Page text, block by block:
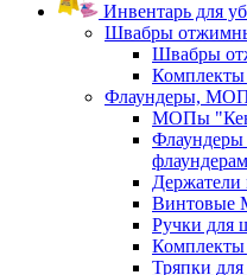
Инвентарь для
Швабры
Швабры
Комплекты
Флаундеры,
МОПы
флаундерам
Ручки для
Комплекты
Тряпки